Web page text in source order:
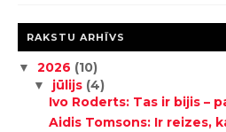
RAKSTU ARHĪVS
▼ 2026 (10)
▼ jūlijs (4)
Ivo Roderts: Tas ir bijis –
Aidis Tomsons: Ir reizes,